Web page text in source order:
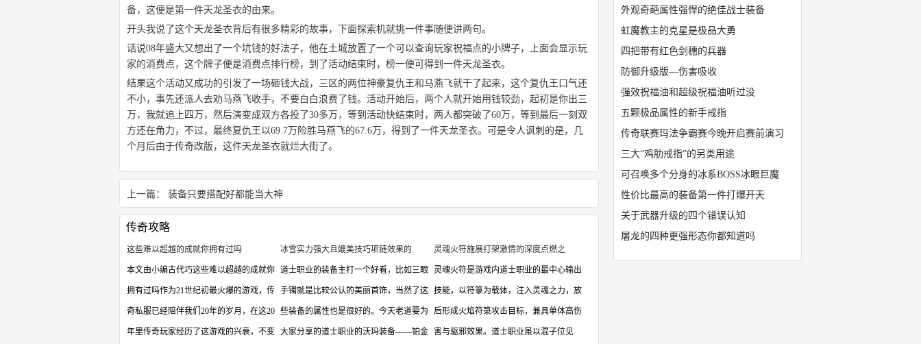
备，这便是第一件天龙圣衣的由来。
开头我说了这个天龙圣衣背后有很多精彩的故事，下面探索机就挑一件事随便讲两句。
话说08年盛大又想出了一个坑钱的好法子，他在土城放置了一个可以查询玩家祝福点的小牌子，上面会显示玩
家的消费点，这个牌子便是消费点排行榜，到了活动结束时，榜一便可得到一件天龙圣衣。
结果这个活动又成功的引发了一场砸钱大战，三区的两位神豪复仇王和马燕飞就干了起来，这个复仇王口气还
不小，事先还派人去劝马燕飞收手，不要白白浪费了钱。活动开始后，两个人就开始用钱较劲，起初是你出三
万，我就追上四万，然后演变成双方各投了30多万，等到活动快结束时，两人都突破了60万，等到最后一刻双
方还在角力，不过，最终复仇王以69.7万险胜马燕飞的67.6万，得到了一件天龙圣衣。可是令人讽刺的是，几
个月后由于传奇改版，这件天龙圣衣就烂大街了。
上一篇： 装备只要搭配好都能当大神
传奇攻略
这些难以超越的成就你拥有过吗
本文由小编古代巧这些难以超越的成就你
拥有过吗作为21世纪初最火爆的游戏，传
奇私服已经陪伴我们20年的岁月，在这20
年里传奇玩家经历了这游戏的兴衰，不变
冰雪实力强大且媲美技巧项链效果的
道士职业的装备主打一个好看，比如三眼
手镯就是比较公认的美丽首饰，当然了这
些装备的属性也是很好的。今天老道要为
大家分享的道士职业的沃玛装备——铂金
灵魂火符施展打架激情的深度点燃之
灵魂火符是游戏内道士职业的最中心输出
技能，以符箓为载体，注入灵魂之力，放
后形成火焰符箓攻击目标，兼具单体高伤
害与驱邪效果。道士职业虽以混子位见
外观奇葩属性强悍的绝佳战士装备
虹魔教主的克星是极品大勇
四把带有红色剑穗的兵器
防御升级版—伤害吸收
强效祝福油和超级祝福油听过没
五颗极品属性的新手戒指
传奇联赛玛法争霸赛今晚开启赛前演习
三大“鸡肋戒指”的另类用途
可召唤多个分身的冰系BOSS冰眼巨魔
性价比最高的装备第一件打爆开天
关于武器升级的四个错误认知
屠龙的四种更强形态你都知道吗